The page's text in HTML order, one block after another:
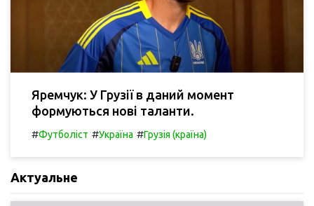
Яремчук: У Грузії в даний момент
формуються нові таланти.
#Футболіст #Україна #Грузія (країна)
Актуальне